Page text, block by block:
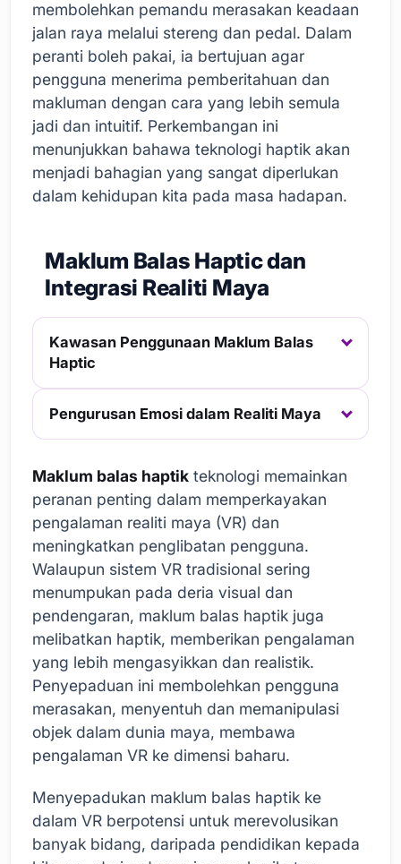
membolehkan pemandu merasakan keadaan
jalan raya melalui stereng dan pedal. Dalam
peranti boleh pakai, ia bertujuan agar
pengguna menerima pemberitahuan dan
makluman dengan cara yang lebih semula
jadi dan intuitif. Perkembangan ini
menunjukkan bahawa teknologi haptik akan
menjadi bahagian yang sangat diperlukan
dalam kehidupan kita pada masa hadapan.
Maklum Balas Haptic dan
Integrasi Realiti Maya
Kawasan Penggunaan Maklum Balas
Haptic
Pengurusan Emosi dalam Realiti Maya
Maklum balas haptik teknologi memainkan
peranan penting dalam memperkayakan
pengalaman realiti maya (VR) dan
meningkatkan penglibatan pengguna.
Walaupun sistem VR tradisional sering
menumpukan pada deria visual dan
pendengaran, maklum balas haptik juga
melibatkan haptik, memberikan pengalaman
yang lebih mengasyikkan dan realistik.
Penyepaduan ini membolehkan pengguna
merasakan, menyentuh dan memanipulasi
objek dalam dunia maya, membawa
pengalaman VR ke dimensi baharu.
Menyepadukan maklum balas haptik ke
dalam VR berpotensi untuk merevolusikan
banyak bidang, daripada pendidikan kepada